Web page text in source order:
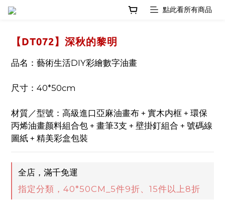
【DT072】深秋的黎明
品名：藝術生活DIY彩繪數字油畫
尺寸：40*50cm
材質／型號：高級進口亞麻油畫布 + 實木内框 + 環保
丙烯油畫颜料組合包 + 畫筆3支 + 壁掛釘組合 + 號碼線
圖紙 + 精美彩盒包裝
全店，滿千免運
指定分類，40*50CM_5件9折、15件以上8折